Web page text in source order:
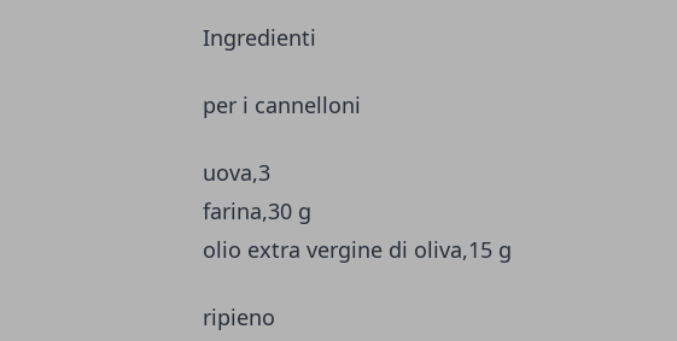
Ingredienti
per i cannelloni
uova,3
farina,30 g
olio extra vergine di oliva,15 g
ripieno